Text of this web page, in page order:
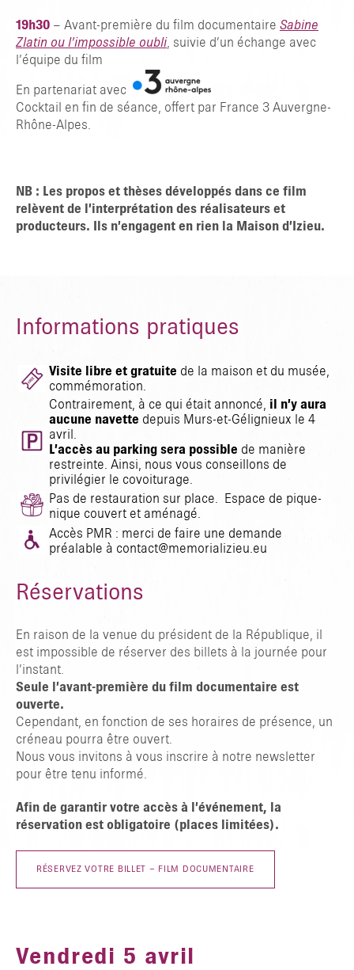
19h30 – Avant-première du film documentaire Sabine
Zlatin ou l’impossible oubli, suivie d’un échange avec
l’équipe du film
En partenariat avec
Cocktail en fin de séance, offert par France 3 Auvergne-
Rhône-Alpes.
NB : Les propos et thèses développés dans ce film
relèvent de l’interprétation des réalisateurs et
producteurs. Ils n’engagent en rien la Maison d’Izieu.
Informations pratiques
Visite libre et gratuite de la maison et du musée,
commémoration.
Contrairement, à ce qui était annoncé, il n’y aura
aucune navette depuis Murs-et-Gélignieux le 4
avril.
L’accès au parking sera possible de manière
restreinte. Ainsi, nous vous conseillons de
privilégier le covoiturage.
Pas de restauration sur place. Espace de pique-
nique couvert et aménagé.
Accès PMR : merci de faire une demande
préalable à contact@memorializieu.eu
Réservations
En raison de la venue du président de la République, il
est impossible de réserver des billets à la journée pour
l’instant.
Seule l’avant-première du film documentaire est
ouverte.
Cependant, en fonction de ses horaires de présence, un
créneau pourra être ouvert.
Nous vous invitons à vous inscrire à notre newsletter
pour être tenu informé.
Afin de garantir votre accès à l’événement, la
réservation est obligatoire (places limitées).
RÉSERVEZ VOTRE BILLET – FILM DOCUMENTAIRE
Vendredi 5 avril